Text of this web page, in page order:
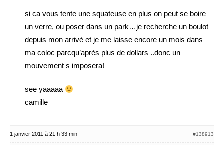
si ca vous tente une squateuse en plus on peut se boire
un verre, ou poser dans un park…je recherche un boulot
depuis mon arrivé et je me laisse encore un mois dans
ma coloc parcqu’après plus de dollars ..donc un
mouvement s imposera!
see yaaaaa
camille
1 janvier 2011 à 21 h 33 min #138913